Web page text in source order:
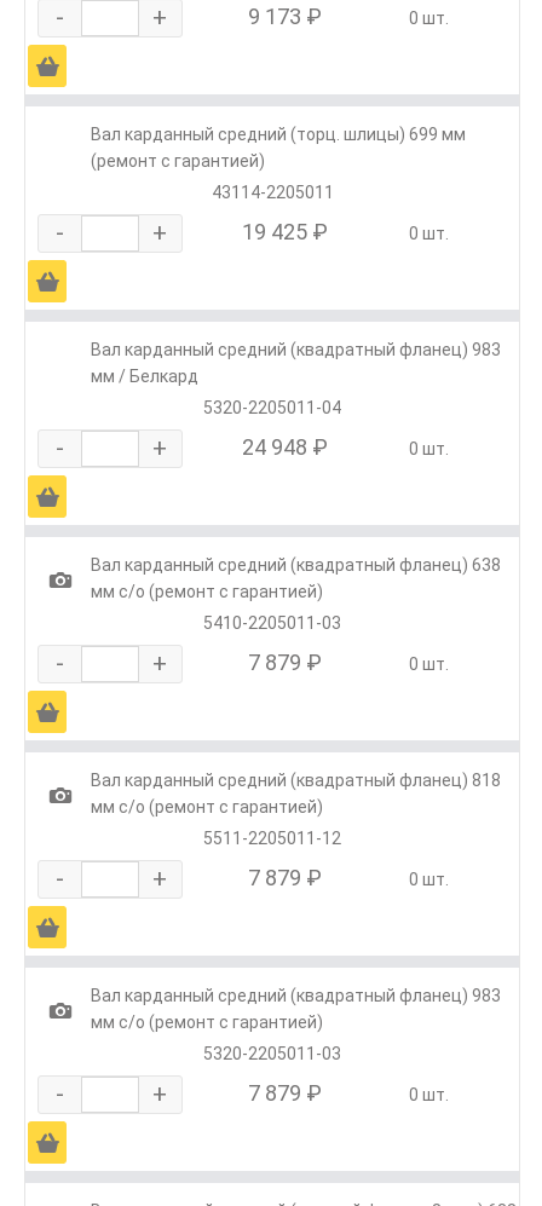
- + 9 173 ₽ 0 шт.
Ä
Вал карданный средний (торц. шлицы) 699 мм
(ремонт с гарантией)
43114-2205011
- + 19 425 ₽ 0 шт.
Ä
Вал карданный средний (квадратный фланец) 983
мм / Белкард
5320-2205011-04
- + 24 948 ₽ 0 шт.
Ä
1
Вал карданный средний (квадратный фланец) 638
мм с/о (ремонт с гарантией)
5410-2205011-03
- + 7 879 ₽ 0 шт.
Ä
1
Вал карданный средний (квадратный фланец) 818
мм с/о (ремонт с гарантией)
5511-2205011-12
- + 7 879 ₽ 0 шт.
Ä
1
Вал карданный средний (квадратный фланец) 983
мм с/о (ремонт с гарантией)
5320-2205011-03
- + 7 879 ₽ 0 шт.
Ä